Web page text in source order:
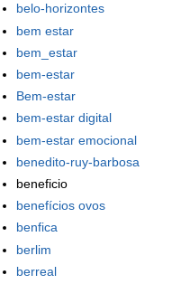
belo-horizontes
bem estar
bem_estar
bem-estar
Bem-estar
bem-estar digital
bem-estar emocional
benedito-ruy-barbosa
beneficio
benefícios ovos
benfica
berlim
berreal